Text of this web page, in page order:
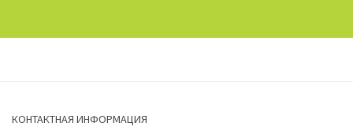
КОНТАКТНАЯ ИНФОРМАЦИЯ